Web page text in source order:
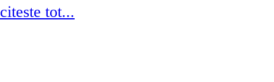
citeste tot...